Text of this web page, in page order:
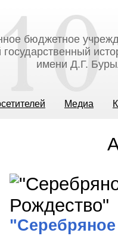
бюджетное
имени Д.Г.
Медиа